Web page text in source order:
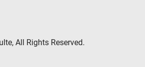
All Rights Reserved.